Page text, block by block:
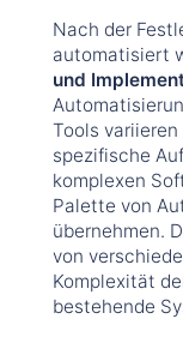
Nach der
automatisiert
und
Tools
spezifische
komplexen
Palette von
übernehmen.
von
Komplexität
bestehende